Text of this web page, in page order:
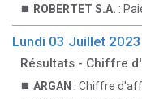
ROBERTET S.A. :
Lundi 03 Juillet 2023
Résultats - Chiffre
ARGAN : Chiffre